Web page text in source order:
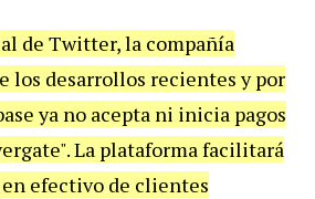
de Twitter, la compañía
los desarrollos recientes y por
ya no acepta ni inicia pagos
La plataforma facilitará
efectivo de clientes